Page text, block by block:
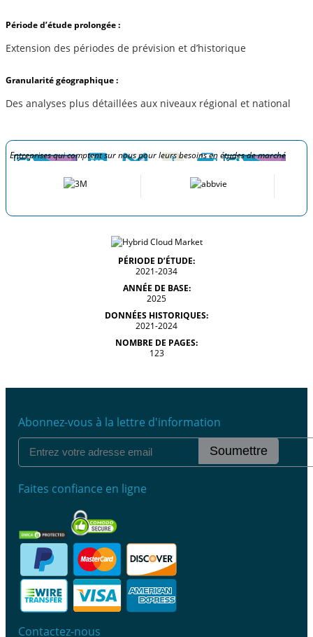
Période d’étude prolongée :
Extension des périodes de prévision et d’historique
Granularité géographique :
Des analyses plus détaillées aux niveaux régional et national
Entreprises qui comptent sur nous pour leurs besoins en études de marché
PÉRIODE D’ÉTUDE:
2021-2034
ANNÉE DE BASE:
2025
DONNÉES HISTORIQUES:
2021-2024
NOMBRE DE PAGES:
123
Abonnez-vous à la lettre d'information
Soumettre
Faites confiance en ligne
Contactez-nous